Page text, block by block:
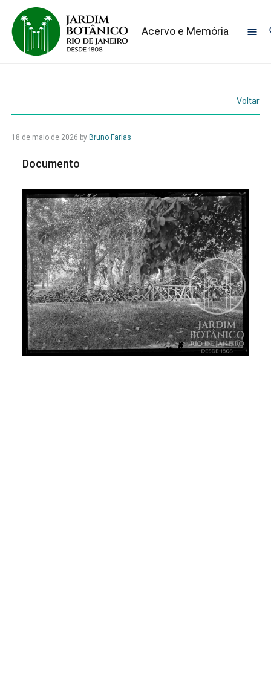
Acervo e Memória
Voltar
18 de maio de 2026 by Bruno Farias
Documento